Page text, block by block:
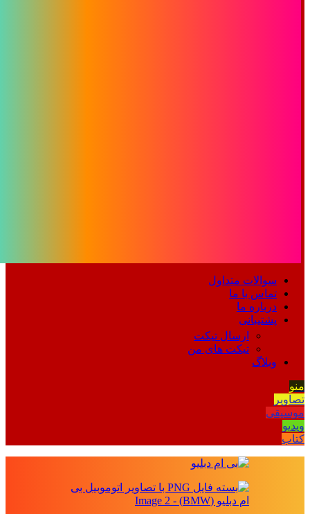
سوالات متداول
تماس با ما
درباره ما
پشتیبانی
ارسال تیکت
تیکت های من
وبلاگ
منو
تصاویر
موسیقی
ویدیو
کتاب